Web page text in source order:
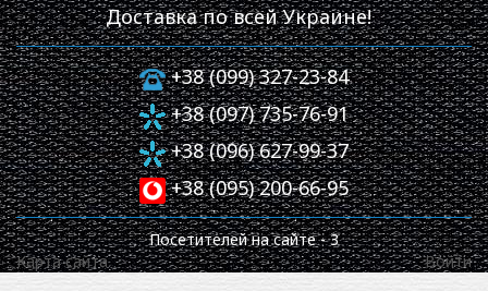
Доставка по всей Украине!
+38 (099) 327-23-84
+38 (097) 735-76-91
+38 (096) 627-99-37
+38 (095) 200-66-95
Посетителей на сайте -3
Карта сайта
Войти